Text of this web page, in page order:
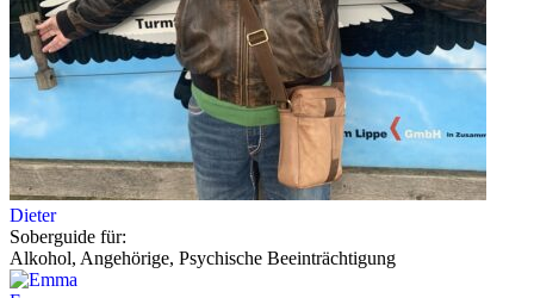
Dieter
Soberguide für:
Alkohol, Angehörige, Psychische Beeinträchtigung